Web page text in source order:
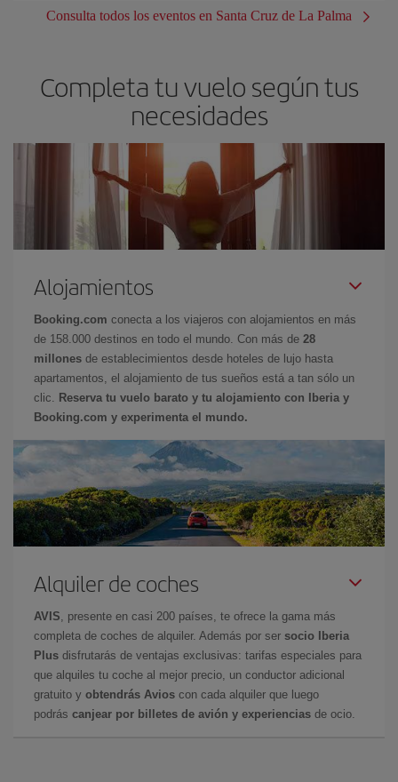
Consulta todos los eventos en Santa Cruz de La Palma
Completa tu vuelo según tus
necesidades
Alojamientos
Booking.com conecta a los viajeros con alojamientos en más
de 158.000 destinos en todo el mundo. Con más de 28
millones de establecimientos desde hoteles de lujo hasta
apartamentos, el alojamiento de tus sueños está a tan sólo un
clic.
Reserva tu vuelo barato y tu alojamiento con Iberia y
Booking.com y experimenta el mundo.
Alquiler de coches
AVIS , presente en casi 200 países, te ofrece la gama más
completa de coches de alquiler. Además por ser socio Iberia
Plus disfrutarás de ventajas exclusivas: tarifas especiales para
que alquiles tu coche al mejor precio, un conductor adicional
gratuito y obtendrás Avios con cada alquiler que luego
podrás canjear por billetes de avión y experiencias de ocio.